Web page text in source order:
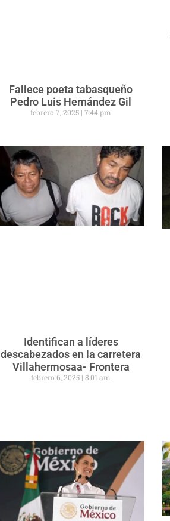
Fallece poeta tabasqueño
Pedro Luis Hernández Gil
febrero 7, 2025 7:44 pm
Identifican a líderes
descabezados en la carretera
Villahermosaa- Frontera
febrero 6, 2025 8:01 am